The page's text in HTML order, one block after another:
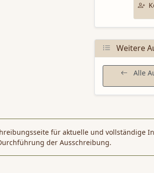
Weitere
Alle
für aktuelle und vollständige
der Ausschreibung.